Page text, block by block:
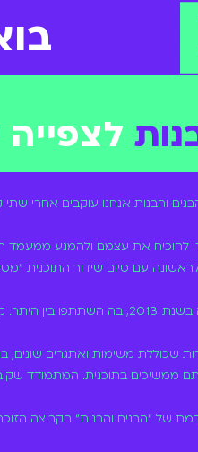
והבנות אנחנו עוקבים אחרי
להוכיח את עצמם ולהמנע
סיום שידור התוכנית "מסע קיץ",
חלפון.
שכוללת משימות ואתגרים
ממשיכים בתוכנית. המתמודד